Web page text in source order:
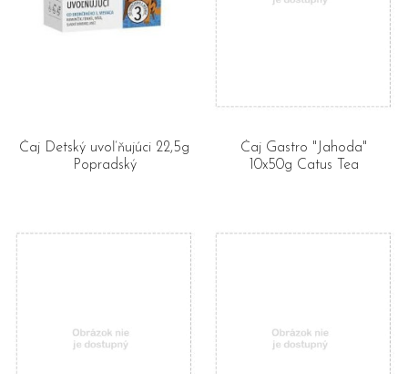
Čaj Detský uvoľňujúci 22,5g
Popradský
Čaj Gastro "Jahoda"
10x50g Catus Tea